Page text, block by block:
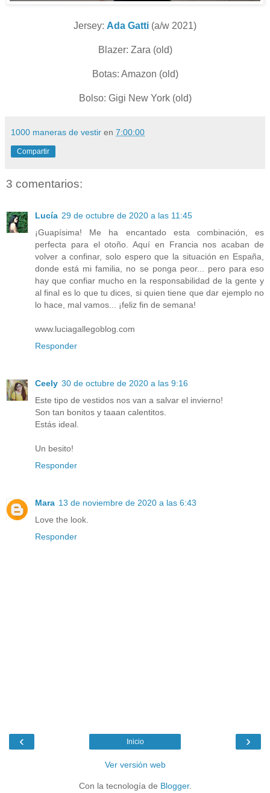
Jersey: Ada Gatti (a/w 2021)
Blazer: Zara (old)
Botas: Amazon (old)
Bolso: Gigi New York (old)
1000 maneras de vestir en 7:00:00
Compartir
3 comentarios:
Lucía 29 de octubre de 2020 a las 11:45
¡Guapísima! Me ha encantado esta combinación, es
perfecta para el otoño. Aquí en Francia nos acaban de
volver a confinar, solo espero que la situación en España,
donde está mi familia, no se ponga peor... pero para eso
hay que confiar mucho en la responsabilidad de la gente y
al final es lo que tu dices, si quien tiene que dar ejemplo no
lo hace, mal vamos... ¡feliz fin de semana!
www.luciagallegoblog.com
Responder
Ceely 30 de octubre de 2020 a las 9:16
Este tipo de vestidos nos van a salvar el invierno!
Son tan bonitos y taaan calentitos.
Estás ideal.
Un besito!
Responder
Mara 13 de noviembre de 2020 a las 6:43
Love the look.
Responder
‹ ›
Inicio
Ver versión web
Con la tecnología de Blogger.